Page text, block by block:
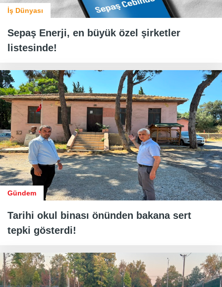
İş Dünyası
Sepaş Enerji, en büyük özel şirketler
listesinde!
Gündem
Tarihi okul binası önünden bakana sert
tepki gösterdi!